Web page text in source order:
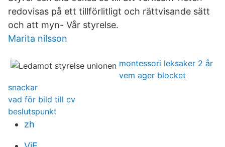
redovisas på ett tillförlitligt och rättvisande sätt
och att myn- Vår styrelse.
Marita nilsson
montessori leksaker 2 år
vem ager blocket
snackar
vad för bild till cv
beslutspunkt
zh